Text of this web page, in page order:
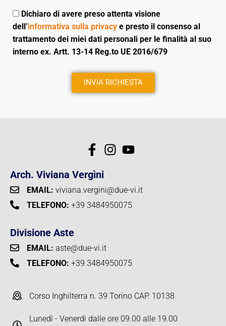
Dichiaro di avere preso attenta visione
dell’informativa sulla privacy e presto il consenso al
trattamento dei miei dati personali per le finalità al suo
interno ex. Artt. 13-14 Reg.to UE 2016/679
INVIA RICHIESTA
Arch. Viviana Vergìni
EMAIL: viviana.vergini@due-vi.it
TELEFONO: +39 3484950075
Divisione Aste
EMAIL: aste@due-vi.it
TELEFONO: +39 3484950075
Corso Inghilterra n. 39 Torino CAP. 10138
Lunedì - Venerdì dalle ore 09.00 alle 19.00